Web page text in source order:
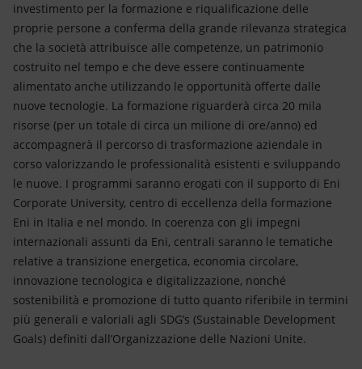
investimento per la formazione e riqualificazione delle
proprie persone a conferma della grande rilevanza strategica
che la società attribuisce alle competenze, un patrimonio
costruito nel tempo e che deve essere continuamente
alimentato anche utilizzando le opportunità offerte dalle
nuove tecnologie. La formazione riguarderà circa 20 mila
risorse (per un totale di circa un milione di ore/anno) ed
accompagnerà il percorso di trasformazione aziendale in
corso valorizzando le professionalità esistenti e sviluppando
le nuove. I programmi saranno erogati con il supporto di Eni
Corporate University, centro di eccellenza della formazione
Eni in Italia e nel mondo. In coerenza con gli impegni
internazionali assunti da Eni, centrali saranno le tematiche
relative a transizione energetica, economia circolare,
innovazione tecnologica e digitalizzazione, nonché
sostenibilità e promozione di tutto quanto riferibile in termini
più generali e valoriali agli SDG’s (Sustainable Development
Goals) definiti dall’Organizzazione delle Nazioni Unite.